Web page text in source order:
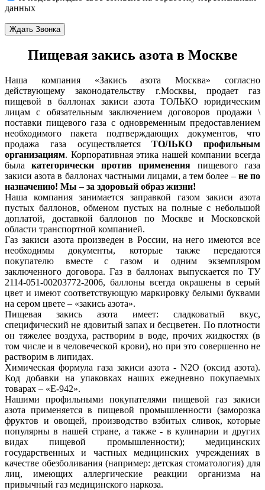
данных
Ждать Звонка
Пищевая закись азота в Москве
Наша компания «Закись азота Москва» согласно
действующему законодательству г.Москвы, продает газ
пищевой в баллонах закиси азота ТОЛЬКО юридическим
лицам с обязательным заключением договоров продажи \
поставки пищевого газа с одновременным предоставлением
необходимого пакета подтверждающих документов, что
продажа газа осуществляетсяТОЛЬКО профильным
организациям. Корпоративная этика нашей компании всегда
былакатегорически против применения пищевого газа
закиси азота в баллонах частными лицами, а тем более – не по
назначению! Мы – за здоровый образ жизни!
Наша компания занимается заправкой газом закиси азота
пустых баллонов, обменом пустых на полные с небольшой
доплатой, доставкой баллонов по Москве и Московской
области транспортной компанией.
Газ закиси азота произведен в России, на него имеются все
необходимы документы, которые также передаются
покупателю вместе с газом и одним экземпляром
заключенного договора. Газ в баллонах выпускается по ТУ
2114-051-00203772-2006, баллоны всегда окрашены в серый
цвет и имеют соответствующую маркировку белыми буквами
на сером цвете – «закись азота».
Пищевая закись азота имеет: сладковатый вкус,
специфический не ядовитый запах и бесцветен. По плотности
он тяжелее воздуха, растворим в воде, прочих жидкостях (в
том числе и в человеческой крови), но при это совершенно не
растворим в липидах.
Химическая формула газа закиси азота - N2O (оксид азота).
Код добавки на упаковках наших ежедневно покупаемых
товарах – «Е-942».
Нашими профильными покупателями пищевой газ закиси
азота применяется в пищевой промышленности (заморозка
фруктов и овощей, производство взбитых сливок, которые
популярны в нашей стране, а также - в кулинарии и других
видах пищевой промышленности); медицинских
государственных и частных медицинских учреждениях в
качестве обезболивания (например: детская стоматология) для
лиц, имеющих аллергические реакции организма на
привычный газ медицинского наркоза.